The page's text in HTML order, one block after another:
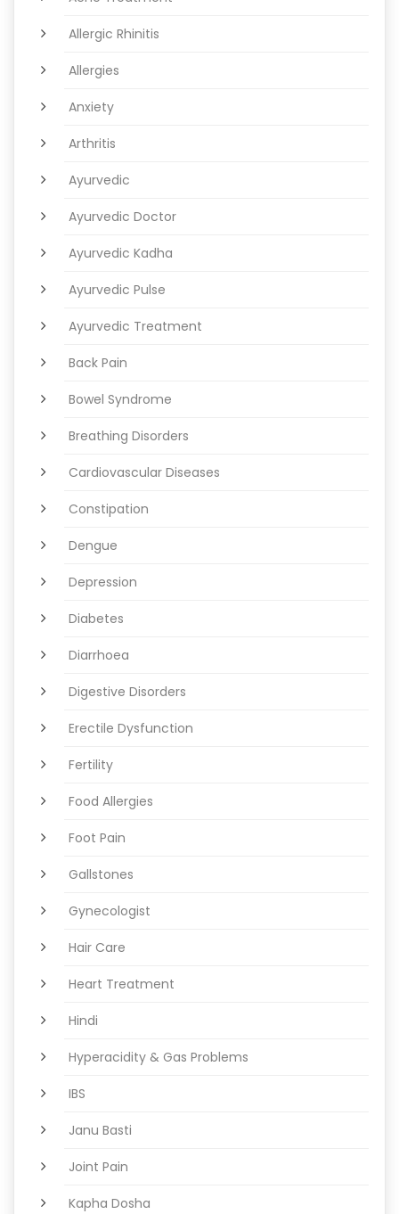
Allergic Rhinitis
Allergies
Anxiety
Arthritis
Ayurvedic
Ayurvedic Doctor
Ayurvedic Kadha
Ayurvedic Pulse
Ayurvedic Treatment
Back Pain
Bowel Syndrome
Breathing Disorders
Cardiovascular Diseases
Constipation
Dengue
Depression
Diabetes
Diarrhoea
Digestive Disorders
Erectile Dysfunction
Fertility
Food Allergies
Foot Pain
Gallstones
Gynecologist
Hair Care
Heart Treatment
Hindi
Hyperacidity & Gas Problems
IBS
Janu Basti
Joint Pain
Kapha Dosha